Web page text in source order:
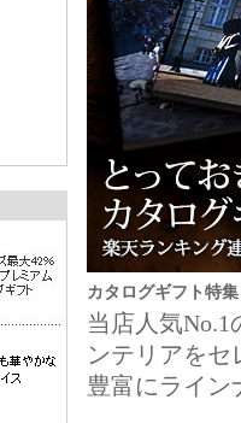
カタログギフト特集
当店人気
ンテリアを
豊富にライン